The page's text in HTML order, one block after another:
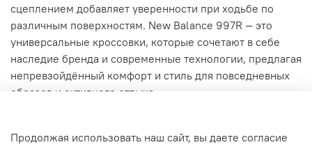
сцеплением добавляет уверенности при ходьбе по
различным поверхностям. New Balance 997R — это
универсальные кроссовки, которые сочетают в себе
наследие бренда и современные технологии, предлагая
непревзойдённый комфорт и стиль для повседневных
образов и активного отдыха.
Характеристики
Продолжая использовать наш сайт, вы даете согласие